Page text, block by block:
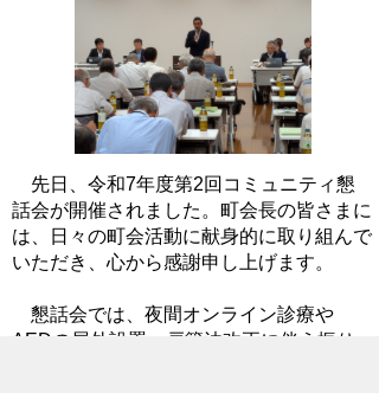
先日、令和7年度第2回コミュニティ懇
話会が開催されました。町会長の皆さまに
は、日々の町会活動に献身的に取り組んで
いただき、心から感謝申し上げます。
懇話会では、夜間オンライン診療や
AEDの屋外設置、戸籍法改正に伴う振り